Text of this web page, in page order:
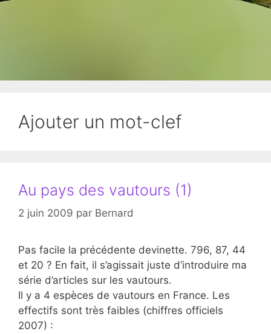
Ajouter un mot-clef
Au pays des vautours (1)
2 juin 2009 par Bernard
Pas facile la précédente devinette. 796, 87, 44
et 20 ? En fait, il s’agissait juste d’introduire ma
série d’articles sur les vautours.
Il y a 4 espèces de vautours en France. Les
effectifs sont très faibles (chiffres officiels
2007) :